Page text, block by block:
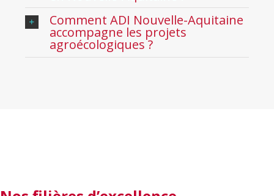
Comment ADI Nouvelle-Aquitaine
accompagne les projets
agroécologiques ?
Nos filières d’excellence